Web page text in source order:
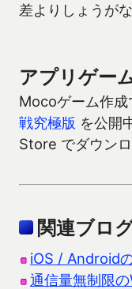
差よりしょうが
アプリゲー
Mocoゲーム作成
戦究極版 を公開
Store でダウンロ
関連ブロ
iOS / Android
通信量無制限